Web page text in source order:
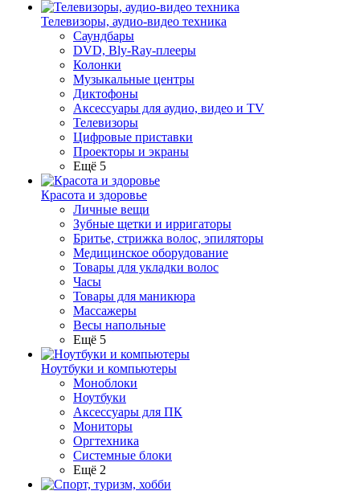
Телевизоры, аудио-видео техника
Саундбары
DVD, Bly-Ray-плееры
Колонки
Музыкальные центры
Диктофоны
Аксессуары для аудио, видео и TV
Телевизоры
Цифровые приставки
Проекторы и экраны
Ещё 5
Красота и здоровье
Личные вещи
Зубные щетки и ирригаторы
Бритье, стрижка волос, эпиляторы
Медицинское оборудование
Товары для укладки волос
Часы
Товары для маникюра
Массажеры
Весы напольные
Ещё 5
Ноутбуки и компьютеры
Моноблоки
Ноутбуки
Аксессуары для ПК
Мониторы
Оргтехника
Системные блоки
Ещё 2